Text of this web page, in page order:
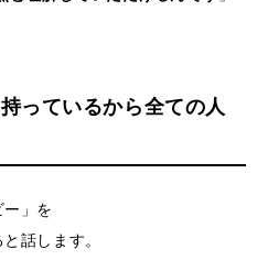
っているから全ての人
」を
話します。